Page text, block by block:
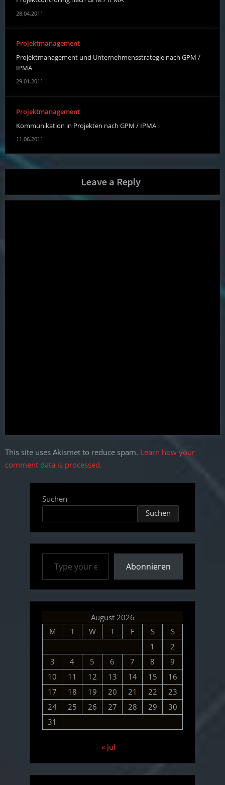
28.04.2011
Projektmanagement
Projektmanagement und Unternehmensstrategie nach GPM /
IPMA
29.01.2011
Projektmanagement
Kommunikation in Projekten nach GPM / IPMA
11.06.2011
Leave a Reply
This site uses Akismet to reduce spam. Learn how your
comment data is processed.
Suchen
Suchen
Type your email…
Abonnieren
August 2026
M
T W T F S
S
1
2
3
4 5 6 7 8
9
10
11 12 13 14 15
16
17
18 19 20 21 22
23
24
25 26 27 28 29
30
31
« Jul